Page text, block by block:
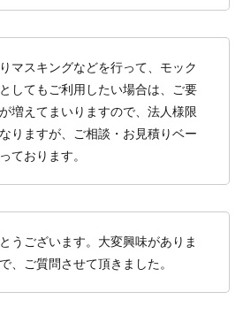
マスキングなどを行って、モック
してもご利用したい場合は、ご要
増えてまいりますので、法人様限
りますが、ご相談・お見積りベー
ております。
うございます。大変興味がありま
、ご質問させて頂きました。